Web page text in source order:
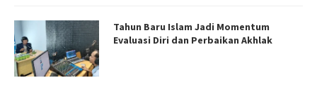
Tahun Baru Islam Jadi Momentum
Evaluasi Diri dan Perbaikan Akhlak